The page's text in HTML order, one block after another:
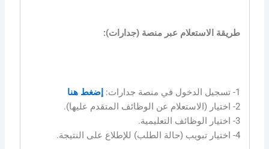
طريقة الاستعلام عبر منصة (جدارات):
1- تسجيل الدخول في منصة جدارات:
إضغط هنا
2- اختيار (الاستعلام عن الوظائف المتقدم عليها).
3- اختيار الوظائف التعليمية.
4- اختيار تبويب (حالة الطلب) للإطلاع على النتيجة.